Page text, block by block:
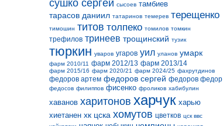
сушко сергей сысоев тамбиев
тарасов даниил татаринов темерев терещенко
тимошин титов толпеко томилов томкин
трефилов тринеев трощинский тузик
тюркин уваров угаров уил уланов умарк
фарм 2010/11 фарм 2012/13 фарм 2013/14
фарм 2015/16 фарм 2020/21 фарм 2024/25 фахрутдинов
федоров артем федоров сергей федоров федор
федосов филиппов фисенко фроликов хабибулин
хаванов харитонов харчук харью
хиетанен хк цска хомутов цветков цск ввс